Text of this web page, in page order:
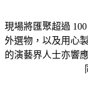
現場將匯聚超過
外選物，以及用心
的演藝界人士亦響